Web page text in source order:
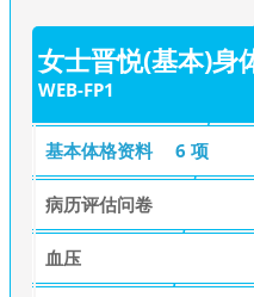
女士晋悦(基本)身
WEB-FP1
基本体格资料 6 项
病历评估问卷
血压